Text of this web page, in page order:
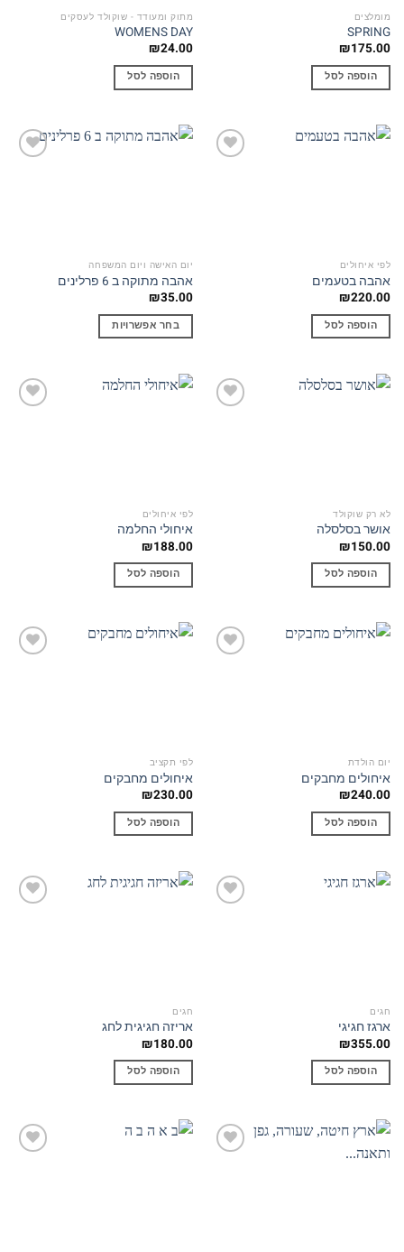
מומלצים
SPRING
₪175.00
הוספה לסל
מתוק ומעודד - שוקולד לעסקים
WOMENS DAY
₪24.00
הוספה לסל
לפי איחולים
אהבה בטעמים
₪220.00
הוספה לסל
יום האישה ויום המשפחה
אהבה מתוקה ב 6 פרלינים
₪35.00
בחר אפשרויות
יש
בעמוד
המוצר
לא רק שוקולד
אושר בסלסלה
₪150.00
הוספה לסל
לפי איחולים
איחולי החלמה
₪188.00
הוספה לסל
יום הולדת
איחולים מחבקים
₪240.00
הוספה לסל
לפי תקציב
איחולים מחבקים
₪230.00
הוספה לסל
חגים
ארגז חגיגי
₪355.00
הוספה לסל
חגים
אריזה חגיגית לחג
₪180.00
הוספה לסל